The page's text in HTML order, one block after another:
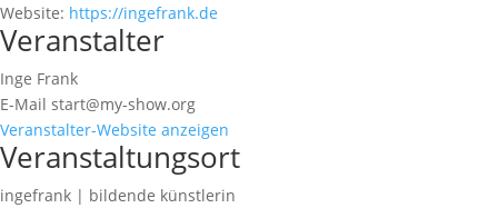
Website: https://ingefrank.de
Veranstalter
Inge Frank
E-Mail start@my-show.org
Veranstalter-Website anzeigen
Veranstaltungsort
ingefrank | bildende künstlerin